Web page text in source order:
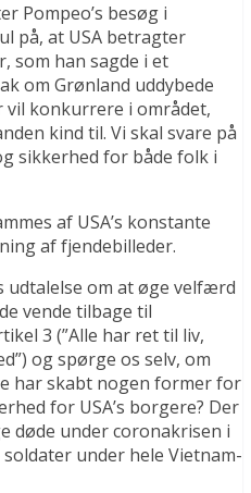
Pompeo’s besøg i
på, at USA betragter
som han sagde i et
om Grønland uddybede
vil konkurrere i området,
kind til. Vi skal svare på
sikkerhed for både folk i
af USA’s konstante
af fjendebilleder.
udtalelse om at øge velfærd
vende tilbage til
3 (”Alle har ret til liv,
og spørge os selv, om
har skabt nogen former for
for USA’s borgere? Der
døde under coronakrisen i
under hele Vietnam-